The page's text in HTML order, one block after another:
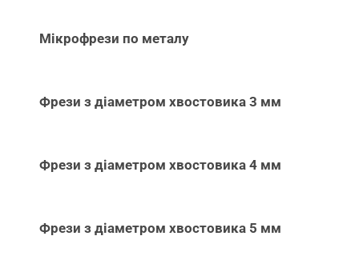
Мікрофрези по металу
Фрези з діаметром хвостовика 3 мм
Фрези з діаметром хвостовика 4 мм
Фрези з діаметром хвостовика 5 мм